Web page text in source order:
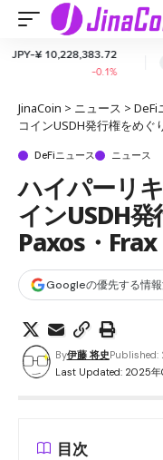
Ethereum
ETH
JinaCoin > ニュース > DeFi
コインUSDH発行権をめ
DeFiニュース ニュース
ハイパーリ
インUSDH発
Paxos・
Googleの優先する情
Last Updated: 2025
By伊藤 将史
目次